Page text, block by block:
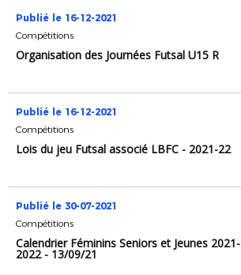
Publié le 16-12-2021
Compétitions
Organisation des Journées Futsal U15 R
Publié le 16-12-2021
Compétitions
Lois du jeu Futsal associé LBFC - 2021-22
Publié le 30-07-2021
Compétitions
Calendrier Féminins Seniors et Jeunes 2021-
2022 - 13/09/21